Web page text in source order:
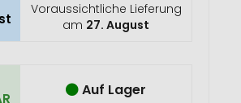
Voraussichtliche Lieferung
am 27. August
Auf Lager